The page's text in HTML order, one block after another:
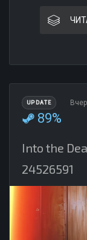
UPDATE
89%
Into the
24526591